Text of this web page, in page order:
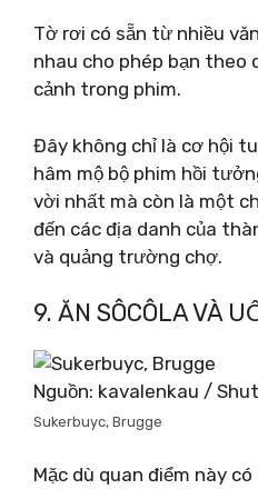
Tờ rơi có sẵn từ nhiều
nhau cho phép bạn theo
cảnh trong phim.
Đây không chỉ là cơ hội
hâm mộ bộ phim hồi
vời nhất mà còn là một
đến các địa danh của
và quảng trường chợ.
9. ĂN SÔCÔLA VÀ
Nguồn: kavalenkau /
Sukerbuyc, Brugge
Mặc dù quan điểm này